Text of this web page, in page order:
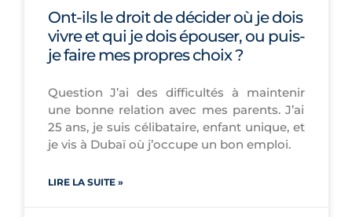
Ont-ils le droit de décider où je dois
vivre et qui je dois épouser, ou puis-
je faire mes propres choix ?
Question J’ai des difficultés à maintenir
une bonne relation avec mes parents. J’ai
25 ans, je suis célibataire, enfant unique, et
je vis à Dubaï où j’occupe un bon emploi.
LIRE LA SUITE »